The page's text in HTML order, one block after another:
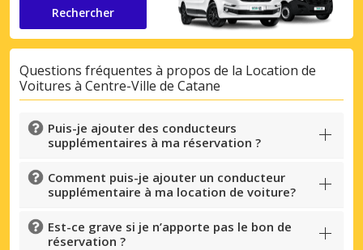
Rechercher
Questions fréquentes à propos de la Location de
Voitures à Centre-Ville de Catane
Puis-je ajouter des conducteurs
supplémentaires à ma réservation ?
Comment puis-je ajouter un conducteur
supplémentaire à ma location de voiture?
Est-ce grave si je n’apporte pas le bon de
réservation ?